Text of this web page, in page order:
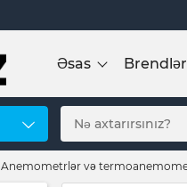
Əsas Brendlər
Anemometrlər və